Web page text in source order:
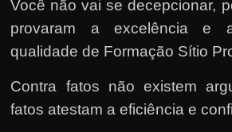
Você não vai se decepcionar,
provaram a excelência e
qualidade de Formação Sítio
Contra fatos não existem
fatos atestam a eficiência e